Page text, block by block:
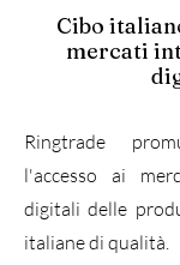
Cibo
mercati
Ringtrade
l'accesso ai
digitali delle
italiane di qualità.